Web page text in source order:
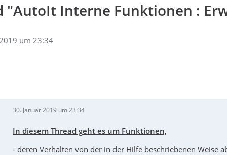
"AutoIt Interne Funktionen :
um 23:34
30. Januar 2019 um 23:34
In diesem Thread geht es um Funktionen,
- deren Verhalten von der in der Hilfe beschriebenen Weise